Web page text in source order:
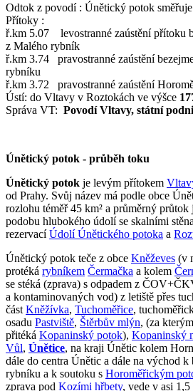
Odtok z povodí : Únětický potok
Přítoky :
ř.km 5.07 levostranné zaústění přítoku
z Malého rybník
ř.km 3.74 pravostranné zaústění
rybníku
ř.km 3.72 pravostranné zaústění
Ústí: do Vltavy v Roztokách ve výšce
Správa VT: Povodí Vltavy, státní
Únětický potok - průběh toku
Únětický potok je levým přítokem
od Prahy. Svůj název má podle obce
rozlohu téměř 45 km² a průměrný
podobu hlubokého údolí se skalními
rezervacíÚdolí Únětického potoka a
Únětický potok teče z obce Kněževes (v
protéká rybníkem Čermačka a kolem
se stéká (zprava) s odpadem z
a kontaminovaných vod) z letiště přes
část Kněžívka, Tuchoměřice,
osadu Pastviště, Štěrbův mlýn, (za
přitéká Kopaninský potok), Kopaninský
Vůl, Únětice, na kraji Únětic kolem
dále do centra Únětic a dále na východ
rybníku a k soutoku s Horoměřickým
zprava pod Kozími hřbety, vede v asi